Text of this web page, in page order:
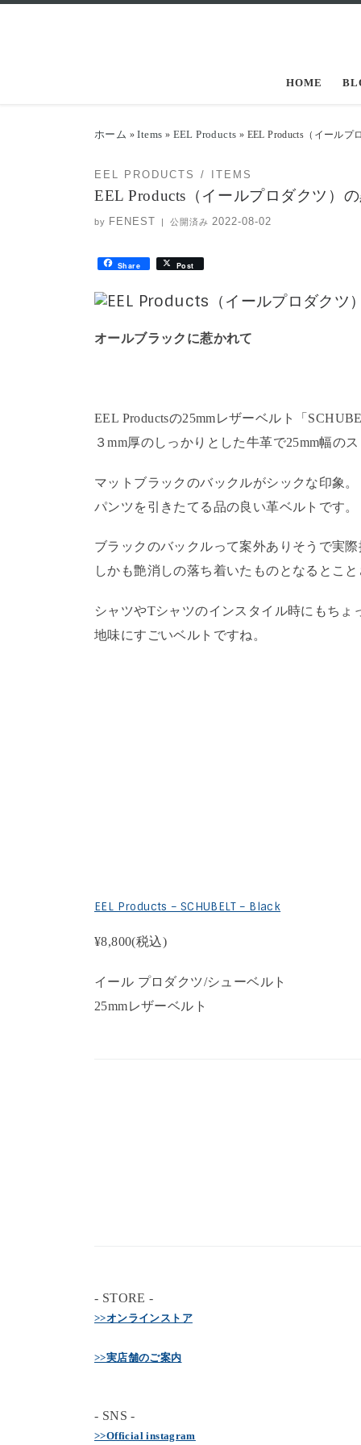
HOME
ホーム » Items » EEL Products » EEL Products（イールプ
EEL PRODUCTS ITEMS
EEL Products（イールプロダクツ）
by FENEST | 公開済み 2022-08-02
Share Post
オールブラックに惹かれて
EEL Productsの25mmレザーベルト「
３mm厚のしっかりとした牛革で25mm幅の
マットブラックのバックルがシックな印象。
パンツを引きたてる品の良い革ベルトです。
ブラックのバックルって案外ありそうで実
しかも艶消しの落ち着いたものとなるとこと
シャツやTシャツのインスタイル時にもちょ
地味にすごいベルトですね。
EEL Products – SCHUBELT – Black
¥8,800(税込)
イール プロダクツ/シューベルト
25mmレザーベルト
- STORE -
>>オンラインストア
>>実店舗のご案内
- SNS -
>>Official instagram